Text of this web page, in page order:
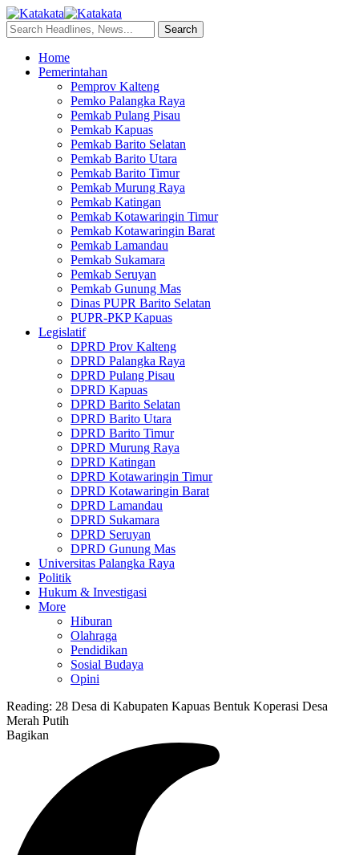
Home
Pemerintahan
Pemprov Kalteng
Pemko Palangka Raya
Pemkab Pulang Pisau
Pemkab Kapuas
Pemkab Barito Selatan
Pemkab Barito Utara
Pemkab Barito Timur
Pemkab Murung Raya
Pemkab Katingan
Pemkab Kotawaringin Timur
Pemkab Kotawaringin Barat
Pemkab Lamandau
Pemkab Sukamara
Pemkab Seruyan
Pemkab Gunung Mas
Dinas PUPR Barito Selatan
PUPR-PKP Kapuas
Legislatif
DPRD Prov Kalteng
DPRD Palangka Raya
DPRD Pulang Pisau
DPRD Kapuas
DPRD Barito Selatan
DPRD Barito Utara
DPRD Barito Timur
DPRD Murung Raya
DPRD Katingan
DPRD Kotawaringin Timur
DPRD Kotawaringin Barat
DPRD Lamandau
DPRD Sukamara
DPRD Seruyan
DPRD Gunung Mas
Universitas Palangka Raya
Politik
Hukum & Investigasi
More
Hiburan
Olahraga
Pendidikan
Sosial Budaya
Opini
Reading: 28 Desa di Kabupaten Kapuas Bentuk Koperasi Desa
Merah Putih
Bagikan